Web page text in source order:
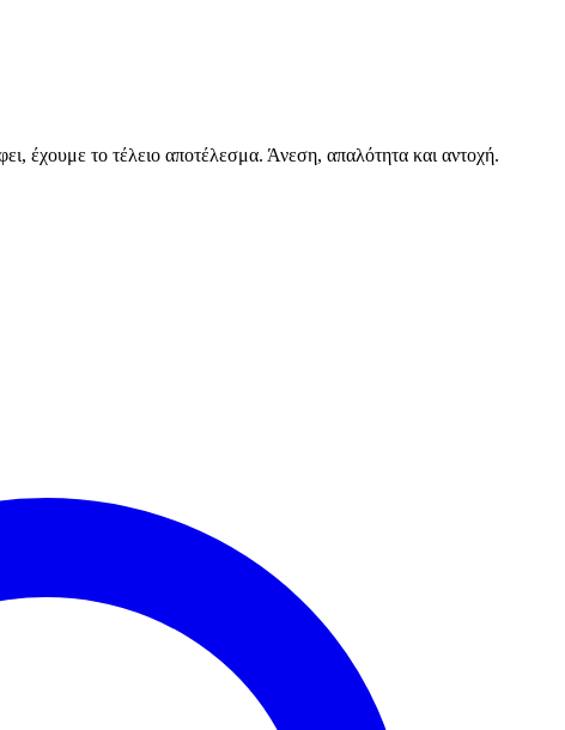
έχουμε το τέλειο αποτέλεσμα. Άνεση, απαλότητα και αντοχή.